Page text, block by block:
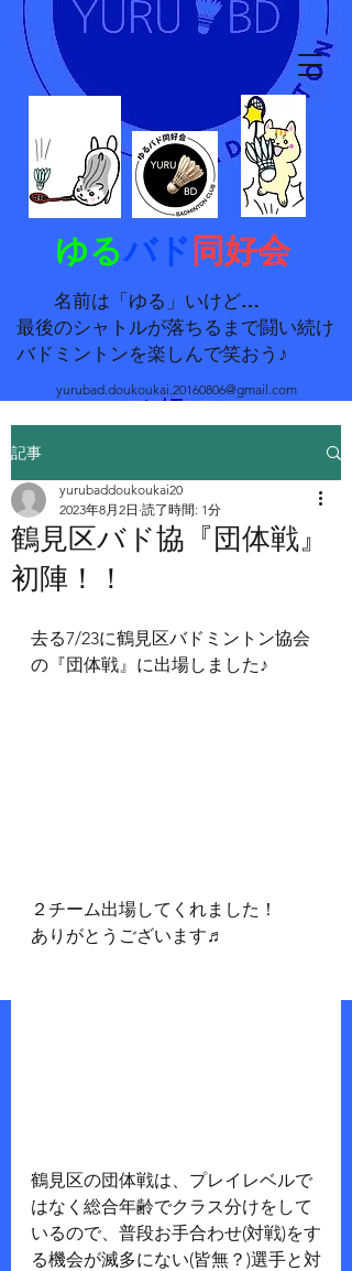
ゆるバド 同好会
名前は「ゆる」いけど…
最後のシャトルが落ちるまで闘い続け
バドミントンを楽しんで笑おう♪
yurubad.doukoukai.20160806@gmail.com
記事
鶴見区バド協『団体戦』
初陣！！
yurubaddoukoukai20
2023年8月2日 読了時間: 1分
去る7/23に鶴見区バドミントン協会
の『団体戦』に出場しました♪
２チーム出場してくれました！
ありがとうございます♬
鶴見区の団体戦は、プレイレベルで
はなく総合年齢でクラス分けをして
いるので、普段お手合わせ(対戦)をす
る機会が滅多にない(皆無？)選手と対